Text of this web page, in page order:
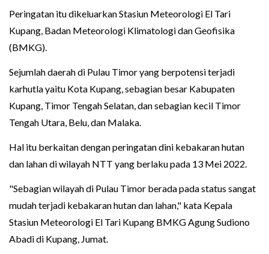
Peringatan itu dikeluarkan Stasiun Meteorologi El Tari
Kupang, Badan Meteorologi Klimatologi dan Geofisika
(BMKG).
Sejumlah daerah di Pulau Timor yang berpotensi terjadi
karhutla yaitu Kota Kupang, sebagian besar Kabupaten
Kupang, Timor Tengah Selatan, dan sebagian kecil Timor
Tengah Utara, Belu, dan Malaka.
Hal itu berkaitan dengan peringatan dini kebakaran hutan
dan lahan di wilayah NTT yang berlaku pada 13 Mei 2022.
"Sebagian wilayah di Pulau Timor berada pada status sangat
mudah terjadi kebakaran hutan dan lahan," kata Kepala
Stasiun Meteorologi El Tari Kupang BMKG Agung Sudiono
Abadi di Kupang, Jumat.